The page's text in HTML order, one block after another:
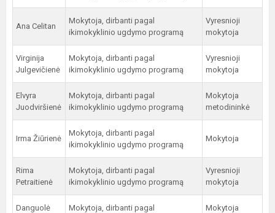
Ana Celitan
Mokytoja, dirbanti pagal
ikimokyklinio ugdymo programą
Vyresnioji
mokytoja
Virginija
Julgevičienė
Mokytoja, dirbanti pagal
ikimokyklinio ugdymo programą
Vyresnioji
mokytoja
Elvyra
Juodviršienė
Mokytoja, dirbanti pagal
ikimokyklinio ugdymo programą
Mokytoja
metodininkė
Irma Žiūrienė
Mokytoja, dirbanti pagal
ikimokyklinio ugdymo programą
Mokytoja
Rima
Petraitienė
Mokytoja, dirbanti pagal
ikimokyklinio ugdymo programą
Vyresnioji
mokytoja
Danguolė
Mokytoja, dirbanti pagal
Mokytoja